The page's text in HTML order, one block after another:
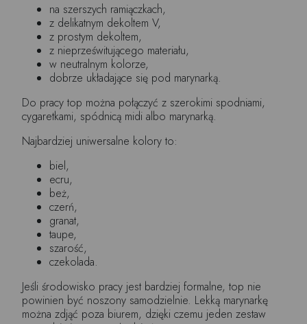
na szerszych ramiączkach,
z delikatnym dekoltem V,
z prostym dekoltem,
z nieprześwitującego materiału,
w neutralnym kolorze,
dobrze układające się pod marynarką.
Do pracy top można połączyć z szerokimi spodniami,
cygaretkami, spódnicą midi albo marynarką.
Najbardziej uniwersalne kolory to:
biel,
ecru,
beż,
czerń,
granat,
taupe,
szarość,
czekolada.
Jeśli środowisko pracy jest bardziej formalne, top nie
powinien być noszony samodzielnie. Lekką marynarkę
można zdjąć poza biurem, dzięki czemu jeden zestaw